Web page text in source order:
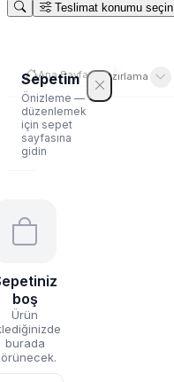
Teslimat konumu seçin
Sepetim
Önizleme —
düzenlemek
için sepet
sayfasına
gidin
boş
Ürün
burada
Ana Sayfa /
Aletleri / Yiyecek Hazırlama